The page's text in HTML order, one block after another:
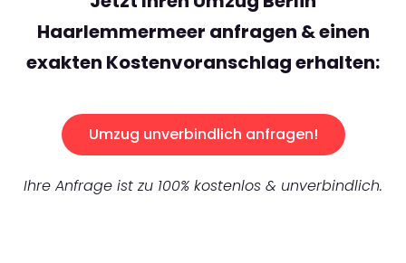
Haarlemmermeer anfragen & einen
exakten Kostenvoranschlag erhalten:
Umzug unverbindlich anfragen!
Ihre Anfrage ist zu 100% kostenlos & unverbindlich.